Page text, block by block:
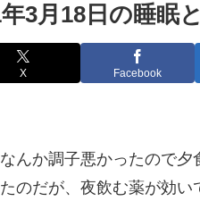
3月18日の睡眠
X Facebook
んか調子悪かったので
のだが、夜飲む薬が効い